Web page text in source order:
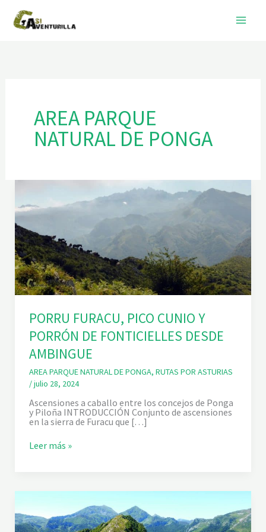
contenido
AREA PARQUE
NATURAL DE PONGA
PORRU FURACU, PICO CUNIO Y
PORRÓN DE FONTICIELLES DESDE
AMBINGUE
AREA PARQUE NATURAL DE PONGA, RUTAS POR ASTURIAS
/julio 28, 2024
Ascensiones a caballo entre los concejos de Ponga
y Piloña INTRODUCCIÓN Conjunto de ascensiones
en la sierra de Furacu que […]
P
F
A
Leer más »